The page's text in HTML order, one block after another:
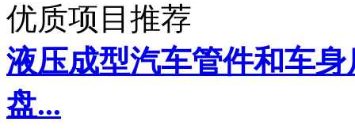
优质项目推荐
液压成型汽车管件和车
盘...